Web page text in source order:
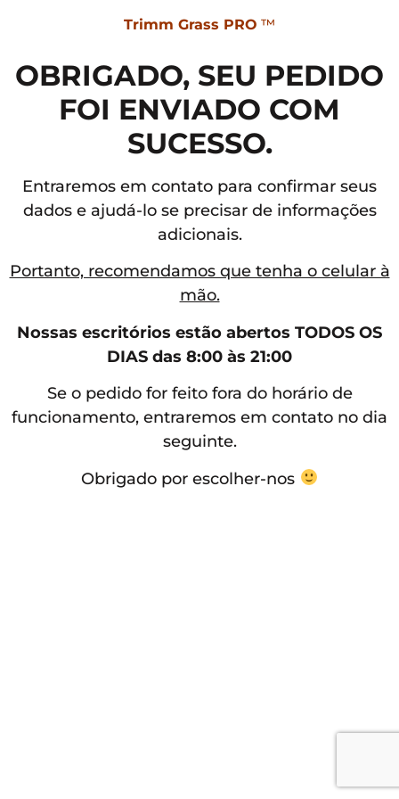
Trimm Grass PRO ™
OBRIGADO, SEU PEDIDO
FOI ENVIADO COM
SUCESSO.
Entraremos em contato para confirmar seus
dados e ajudá-lo se precisar de informações
adicionais.
Portanto, recomendamos que tenha o celular à
mão.
Nossas escritórios estão abertos TODOS OS
DIAS das 8:00 às 21:00
Se o pedido for feito fora do horário de
funcionamento, entraremos em contato no dia
seguinte.
Obrigado por escolher-nos